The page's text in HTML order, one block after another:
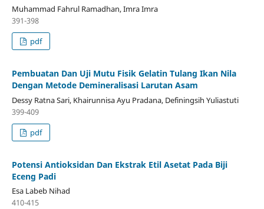
Muhammad Fahrul Ramadhan, Imra Imra
391-398
pdf
Pembuatan Dan Uji Mutu Fisik Gelatin Tulang Ikan Nila
Dengan Metode Demineralisasi Larutan Asam
Dessy Ratna Sari, Khairunnisa Ayu Pradana, Definingsih Yuliastuti
399-409
pdf
Potensi Antioksidan Dan Ekstrak Etil Asetat Pada Biji
Eceng Padi
Esa Labeb Nihad
410-415